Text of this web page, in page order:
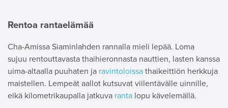
Rentoa rantaelämää
Cha-Amissa Siaminlahden rannalla mieli lepää. Loma
sujuu rentouttavasta thaihieronnasta nauttien, lasten kanssa
uima-altaalla puuhaten ja ravintoloissa thaikeittiön herkkuja
maistellen. Lempeät aallot kutsuvat viilentävälle uinnille,
eikä kilometrikaupalla jatkuva ranta lopu kävelemällä.